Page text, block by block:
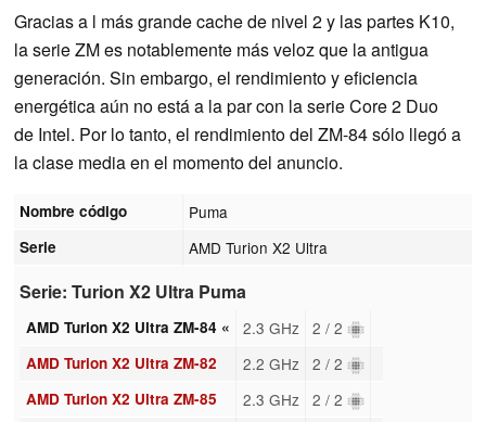
Gracias a l más grande cache de nivel 2 y las partes K10,
la serie ZM es notablemente más veloz que la antigua
generación. Sin embargo, el rendimiento y eficiencia
energética aún no está a la par con la serie Core 2 Duo
de Intel. Por lo tanto, el rendimiento del ZM-84 sólo llegó a
la clase media en el momento del anuncio.
Nombre código Puma
Serie AMD Turion X2 Ultra
Serie: Turion X2 Ultra Puma
AMD Turion X2 Ultra ZM-84 « 2.3 GHz 2 / 2
AMD Turion X2 Ultra ZM-82 2.2 GHz 2 / 2
AMD Turion X2 Ultra ZM-85 2.3 GHz 2 / 2